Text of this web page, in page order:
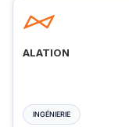
ALATION
INGÉNIERIE